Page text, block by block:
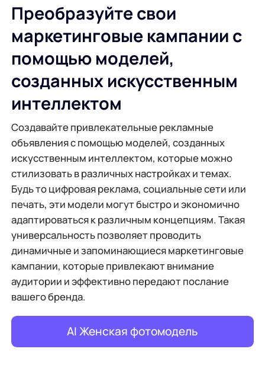
Преобразуйте свои
маркетинговые кампании с
помощью моделей,
созданных искусственным
интеллектом
Создавайте привлекательные рекламные
объявления с помощью моделей, созданных
искусственным интеллектом, которые можно
стилизовать в различных настройках и темах.
Будь то цифровая реклама, социальные сети или
печать, эти модели могут быстро и экономично
адаптироваться к различным концепциям. Такая
универсальность позволяет проводить
динамичные и запоминающиеся маркетинговые
кампании, которые привлекают внимание
аудитории и эффективно передают послание
вашего бренда.
AI Женская фотомодель